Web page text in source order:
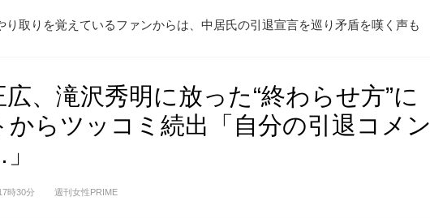
り取りを覚えているファンからは、中居氏の引退宣言を巡り矛盾を嘆く声も
広、滝沢秀明に放った“終わらせ方”に
からツッコミ続出「自分の引退コメン
時30分 週刊女性PRIME